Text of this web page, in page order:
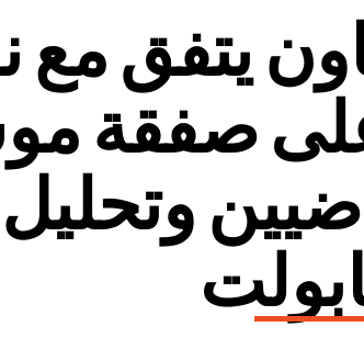
يتفق مع
صفقة
وتحليل